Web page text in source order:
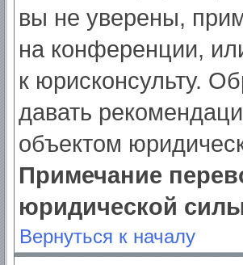
вы не уверены,
на конференции,
к юрисконсульту.
давать
объектом
Примечание
юридической
Вернуться к началу